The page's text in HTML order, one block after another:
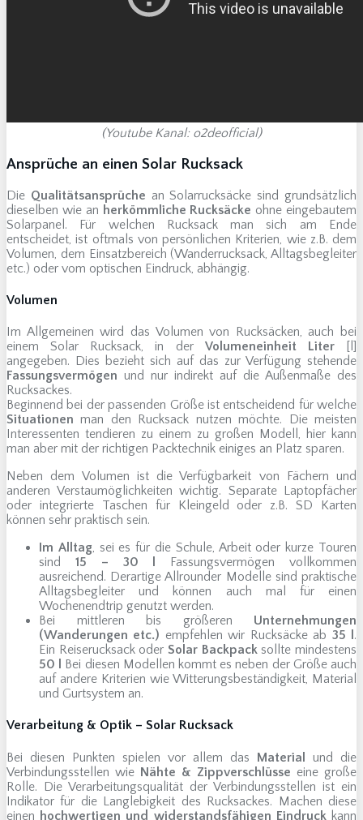
(Youtube Kanal: o2deofficial)
Ansprüche an einen Solar Rucksack
Die Qualitätsansprüche an Solarrucksäcke sind grundsätzlich
dieselben wie an herkömmliche Rucksäcke ohne eingebautem
Solarpanel. Für welchen Rucksack man sich am Ende
entscheidet, ist oftmals von persönlichen Kriterien, wie z.B. dem
Volumen, dem Einsatzbereich (Wanderrucksack, Alltagsbegleiter
etc.) oder vom optischen Eindruck, abhängig.
Volumen
Im Allgemeinen wird das Volumen von Rucksäcken, auch bei
einem Solar Rucksack, in der Volumeneinheit Liter[l]
angegeben. Dies bezieht sich auf das zur Verfügung stehende
Fassungsvermögen und nur indirekt auf die Außenmaße des
Rucksackes.
Beginnend bei der passenden Größe ist entscheidend für welche
Situationen man den Rucksack nutzen möchte. Die meisten
Interessenten tendieren zu einem zu großen Modell, hier kann
man aber mit der richtigen Packtechnik einiges an Platz sparen.
Neben dem Volumen ist die Verfügbarkeit von Fächern und
anderen Verstaumöglichkeiten wichtig. Separate Laptopfächer
oder integrierte Taschen für Kleingeld oder z.B. SD Karten
können sehr praktisch sein.
Im Alltag, sei es für die Schule, Arbeit oder kurze Touren
sind 15 – 30 l
Fassungsvermögen vollkommen
ausreichend. Derartige Allrounder Modelle sind praktische
Alltagsbegleiter und können auch mal für einen
Wochenendtrip genutzt werden.
Bei mittleren bis größeren Unternehmungen
(Wanderungen etc.) empfehlen wir Rucksäcke ab 35 l .
Ein Reiserucksack oder Solar Backpacksollte mindestens
50 l
Bei diesen Modellen kommt es neben der Größe auch
auf andere Kriterien wie Witterungsbeständigkeit, Material
und Gurtsystem an.
Verarbeitung & Optik – Solar Rucksack
Bei diesen Punkten spielen vor allem das Material
und die
Verbindungsstellen wie Nähte & Zippverschlüsse eine große
Rolle. Die Verarbeitungsqualität der Verbindungsstellen ist ein
Indikator für die Langlebigkeit des Rucksackes. Machen diese
einen hochwertigen und widerstandsfähigen Eindruck kann